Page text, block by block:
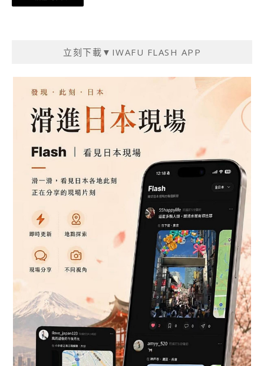
章
立刻下載▼IWAFU FLASH APP